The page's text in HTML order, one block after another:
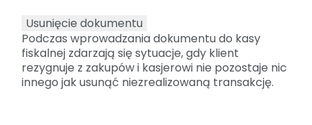
Usunięcie dokumentu
Podczas wprowadzania dokumentu do kasy
fiskalnej zdarzają się sytuacje, gdy klient
rezygnuje z zakupów i kasjerowi nie pozostaje nic
innego jak usunąć niezrealizowaną transakcję.